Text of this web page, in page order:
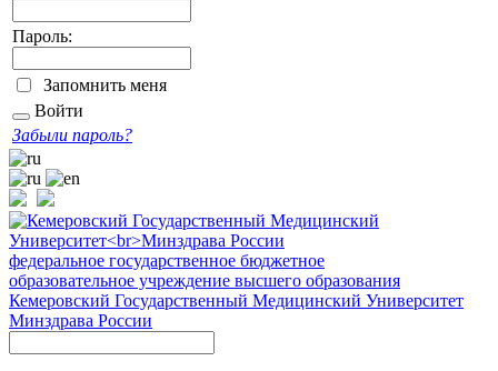
Пароль:
Запомнить меня
Войти
Забыли пароль?
федеральное государственное бюджетное
образовательное учреждение высшего образования
Кемеровский Государственный Медицинский Университет
Минздрава России